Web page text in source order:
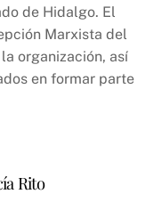
de Hidalgo. El
Marxista del
organización, así
en formar parte
Rito